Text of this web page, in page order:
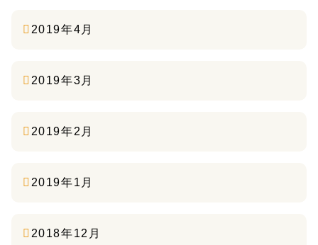
2019年4月
2019年3月
2019年2月
2019年1月
2018年12月